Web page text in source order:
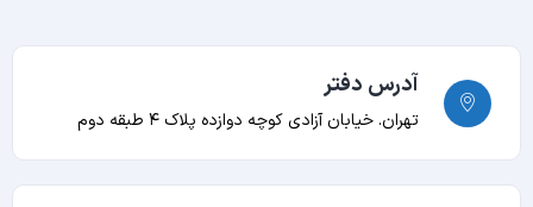
آدرس دفتر
تهران. خیابان آزادی کوچه دوازده پلاک ۴ طبقه دوم